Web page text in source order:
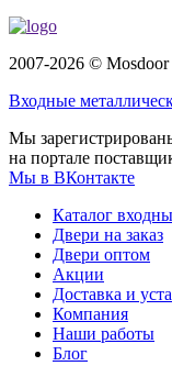
2007-2026 © Mosdoor
Входные
Мы
на портале
Мы в ВКонтакте
Каталог
Двери на заказ
Двери оптом
Акции
Доставка и
Компания
Наши работы
Блог